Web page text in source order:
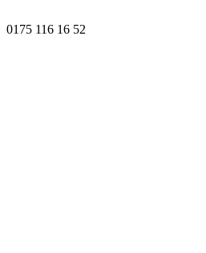
0175 116 16 52